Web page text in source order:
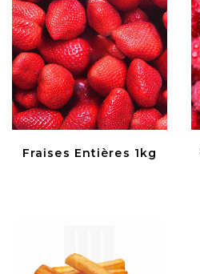
Fraises Entières 1kg